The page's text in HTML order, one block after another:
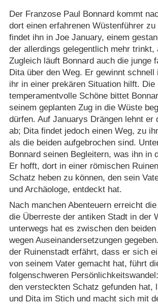
Der Franzose Paul Bonnard kommt
dort einen erfahrenen Wüstenführer
findet ihn in Joe January, einem
der allerdings gelegentlich mehr trinkt,
Zugleich läuft Bonnard auch die junge
Dita über den Weg. Er gewinnt
ihr in einer prekären Situation hilft. Die
temperamentvolle Schöne bittet
seinem geplanten Zug in die Wüste
dürfen. Auf Januarys Drängen lehnt er
ab; Dita findet jedoch einen Weg, zu
als die beiden aufgebrochen sind.
Bonnard seinen Begleitern, was ihn in
Er hofft, dort in einer römischen
Schatz heben zu können, den sein
und Archäologe, entdeckt hat.
Nach manchen Abenteuern erreicht
die Überreste der antiken Stadt in der
unterwegs hat es zwischen den
wegen Auseinandersetzungen
der Ruinenstadt erfährt, dass er sich
von seinem Vater gemacht hat, führt
folgenschweren
den versteckten Schatz gefunden hat,
und Dita im Stich und macht sich mit